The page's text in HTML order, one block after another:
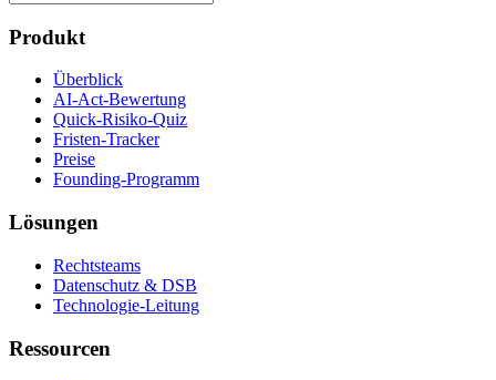
Produkt
Überblick
AI-Act-Bewertung
Quick-Risiko-Quiz
Fristen-Tracker
Preise
Founding-Programm
Lösungen
Rechtsteams
Datenschutz & DSB
Technologie-Leitung
Ressourcen